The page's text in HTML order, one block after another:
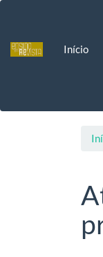
principalInício